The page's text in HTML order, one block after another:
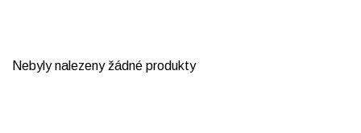
Nebyly nalezeny žádné produkty